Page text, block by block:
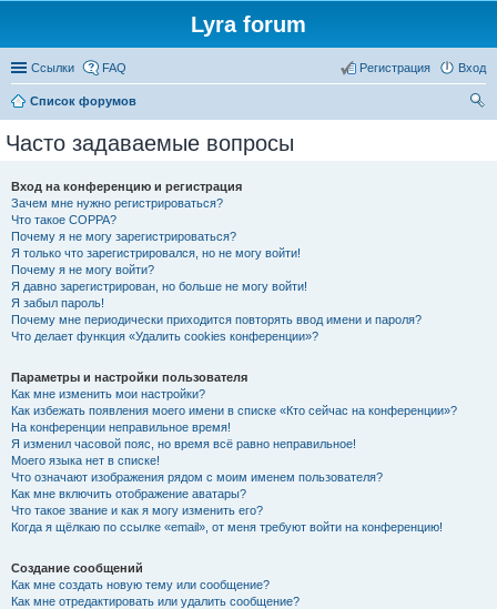
Lyra forum
Ссылки FAQ Вход
Регистрация
Список форумов
Часто задаваемые вопросы
Вход на конференцию и регистрация
Зачем мне нужно регистрироваться?
Что такое COPPA?
Почему я не могу зарегистрироваться?
Я только что зарегистрировался, но не могу войти!
Почему я не могу войти?
Я давно зарегистрирован, но больше не могу войти!
Я забыл пароль!
Почему мне периодически приходится повторять ввод имени и пароля?
Что делает функция «Удалить cookies конференции»?
Параметры и настройки пользователя
Как мне изменить мои настройки?
Как избежать появления моего имени в списке «Кто сейчас на конференции»?
На конференции неправильное время!
Я изменил часовой пояс, но время всё равно неправильное!
Моего языка нет в списке!
Что означают изображения рядом с моим именем пользователя?
Как мне включить отображение аватары?
Что такое звание и как я могу изменить его?
Когда я щёлкаю по ссылке «email», от меня требуют войти на конференцию!
Создание сообщений
Как мне создать новую тему или сообщение?
Как мне отредактировать или удалить сообщение?